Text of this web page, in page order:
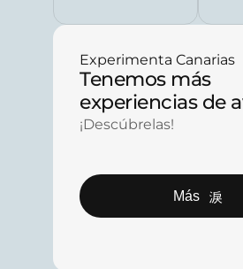
Experimenta Canarias
Tenemos más
experiencias de
¡Descúbrelas!
Más